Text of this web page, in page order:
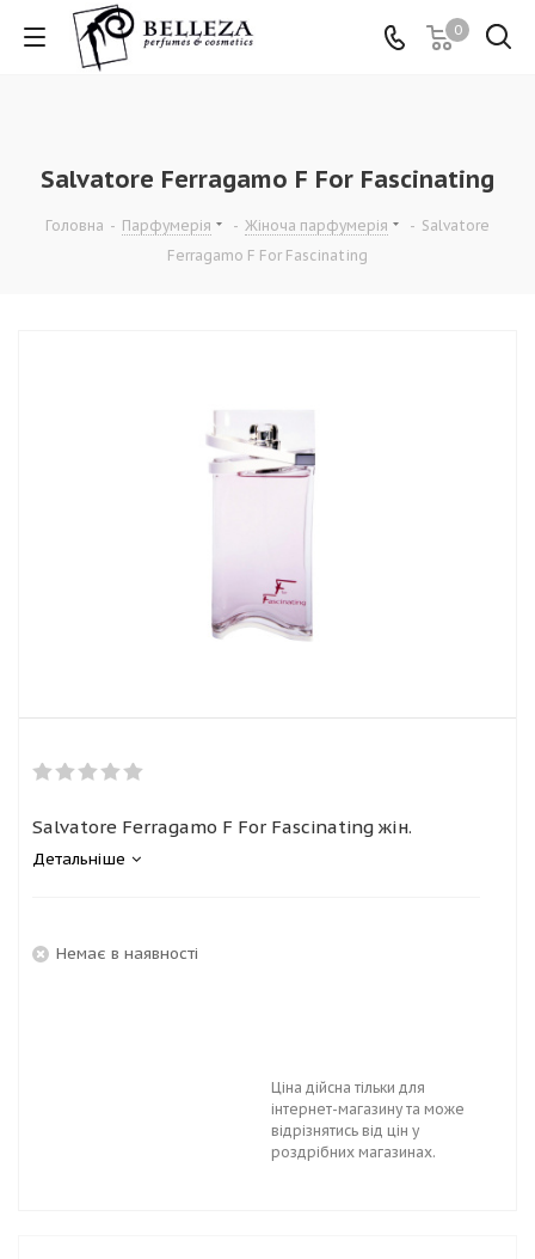
0
Salvatore Ferragamo F For Fascinating
Головна - Парфумерія - Жіноча парфумерія - Salvatore
Ferragamo F For Fascinating
Salvatore Ferragamo F For Fascinating жін.
Детальніше
Немає в наявності
Ціна дійсна тільки для
інтернет-магазину та може
відрізнятись від цін у
роздрібних магазинах.